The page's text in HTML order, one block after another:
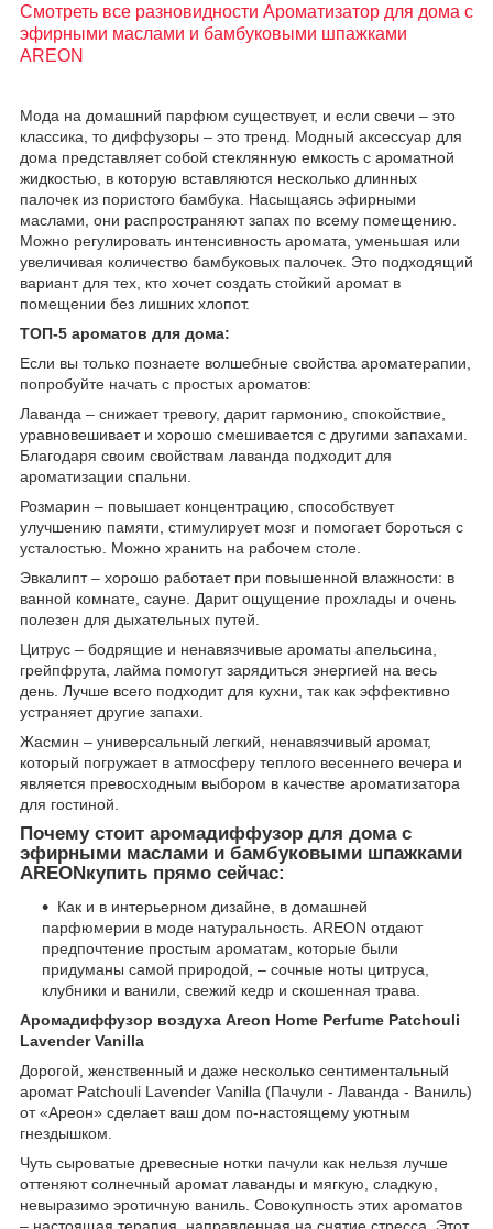
Смотреть все разновидности Ароматизатор для дома с
эфирными маслами и бамбуковыми шпажками
AREON
Мода на домашний парфюм существует, и если свечи – это
классика, то диффузоры – это тренд. Модный аксессуар для
дома представляет собой стеклянную емкость с ароматной
жидкостью, в которую вставляются несколько длинных
палочек из пористого бамбука. Насыщаясь эфирными
маслами, они распространяют запах по всему помещению.
Можно регулировать интенсивность аромата, уменьшая или
увеличивая количество бамбуковых палочек. Это подходящий
вариант для тех, кто хочет создать стойкий аромат в
помещении без лишних хлопот.
ТОП-5 ароматов для дома:
Если вы только познаете волшебные свойства ароматерапии,
попробуйте начать с простых ароматов:
Лаванда – снижает тревогу, дарит гармонию, спокойствие,
уравновешивает и хорошо смешивается с другими запахами.
Благодаря своим свойствам лаванда подходит для
ароматизации спальни.
Розмарин – повышает концентрацию, способствует
улучшению памяти, стимулирует мозг и помогает бороться с
усталостью. Можно хранить на рабочем столе.
Эвкалипт – хорошо работает при повышенной влажности: в
ванной комнате, сауне. Дарит ощущение прохлады и очень
полезен для дыхательных путей.
Цитрус – бодрящие и ненавязчивые ароматы апельсина,
грейпфрута, лайма помогут зарядиться энергией на весь
день. Лучше всего подходит для кухни, так как эффективно
устраняет другие запахи.
Жасмин – универсальный легкий, ненавязчивый аромат,
который погружает в атмосферу теплого весеннего вечера и
является превосходным выбором в качестве ароматизатора
для гостиной.
Почему стоит аромадиффузор для дома с
эфирными маслами и бамбуковыми шпажками
AREONкупить прямо сейчас:
Как и в интерьерном дизайне, в домашней
парфюмерии в моде натуральность. AREON отдают
предпочтение простым ароматам, которые были
придуманы самой природой, – сочные ноты цитруса,
клубники и ванили, свежий кедр и скошенная трава.
Аромадиффузор воздуха Areon Home Perfume Patchouli
Lavender Vanilla
Дорогой, женственный и даже несколько сентиментальный
аромат Patchouli Lavender Vanilla (Пачули - Лаванда - Ваниль)
от «Ареон» сделает ваш дом по-настоящему уютным
гнездышком.
Чуть сыроватые древесные нотки пачули как нельзя лучше
оттеняют солнечный аромат лаванды и мягкую, сладкую,
невыразимо эротичную ваниль. Совокупность этих ароматов
– настоящая терапия, направленная на снятие стресса. Этот